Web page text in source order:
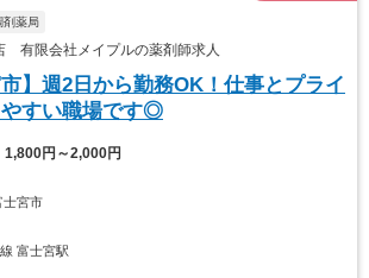
剤薬局
有限会社メイプルの薬剤師求人
市】週2日から勤務OK！仕事とプライ
すい職場です◎
1,800円～2,000円
士宮市
線 富士宮駅